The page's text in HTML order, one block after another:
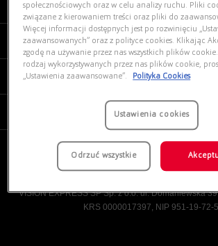
O NAS
MOJE VISION EXPRESS
PRODUKTY I USŁUGI
VISION EXPRESS SP Sp. z o.o. ul. Domaniewska
KRS 0000017397, NIP 951-19-72-
społecznościowych oraz w celu analizy ruchu. Pliki
związane z kierowaniem treści oraz pliki do
Więcej informacji dostępnych jest po rozwinięciu
zaawansowanych” oraz z polityce cookies. Klikając
zgodę na używanie przez nas wszystkich plików
rodzaj wykorzystywanych przez nas plików cookie,
„Ustawienia zaawansowane”.
Polityka Cookies
Ustawienia cookies
Odrzuć wszystkie